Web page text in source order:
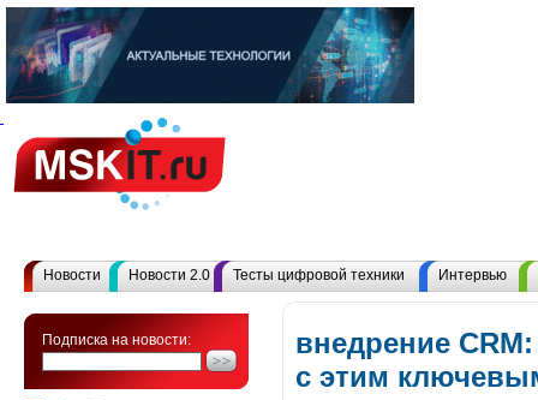
Новости Новости 2.0 Тесты цифровой техники Интервью
Подписка на новости:
внедрение
с этим